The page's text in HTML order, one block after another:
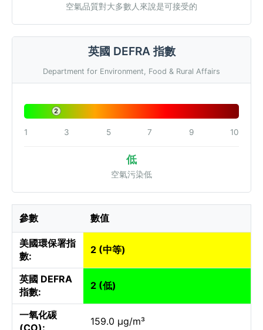
空氣品質對大多數人來說是可接受的
英國 DEFRA 指數
Department for Environment, Food & Rural Affairs
2
1 3 5 7 9 10
低
空氣污染低
參數 數值
美國環保署指
數:
2 (中等)
英國 DEFRA
指數:
2 (低)
一氧化碳
(CO):
159.0 µg/m³